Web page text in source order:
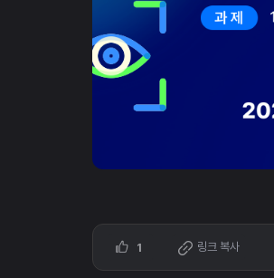
1 링크 복사